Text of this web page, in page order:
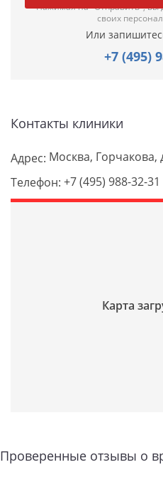
Нажимая на "Отправить", вы
своих
Или
+7 (495)
Контакты клиники
Адрес: Москва, Горчакова,
Телефон: +7 (495) 988-32-31
Проверенные отзывы о